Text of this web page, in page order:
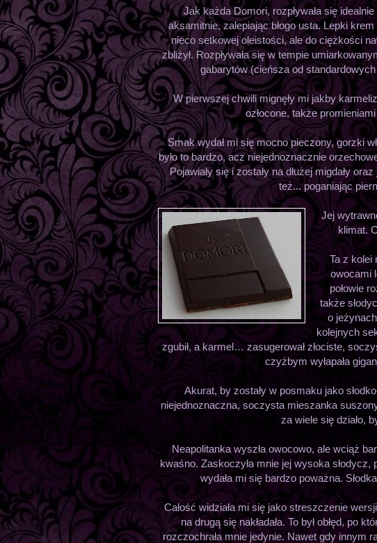
Jak każda Domori, rozpływała się idealnie
aksamitnie, zalepiając błogo usta. Lepki krem
nieco setkowej oleistości, ale do ciężkości
zbliżył. Rozpływała się w tempie
gabarytów (cieńsza od
W pierwszej chwili mignęły mi jakby
ozłocone, także
Smak wydał mi się mocno pieczony, gorzki
było to bardzo, acz niejednoznacznie
Pojawiały się i zostały na dłużej migdały
też... poganiając
Jej
klimat.
Ta z kolei
owocami
połowie
także
o
kolejnych
zgubił, a karmel… zasugerował złociste,
czyżbym wyłapała
Akurat, by zostały w posmaku jako
niejednoznaczna, soczysta mieszanka
za wiele się działo,
Neapolitanka wyszła owocowo, ale wciąż
kwaśno. Zaskoczyła mnie jej wysoka
wydała mi się bardzo poważna.
Całość widziała mi się jako streszczenie
na drugą się nakładała. To był obłęd, po
rozczochrała mnie jedynie. Nawet gdy innym